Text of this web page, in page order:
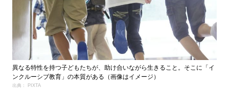
異なる特性を持つ子どもたちが、助け合いながら生きること。そこに「イ
ンクルーシブ教育」の本質がある（画像はイメージ）
出典： PIXTA